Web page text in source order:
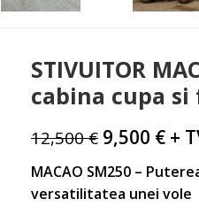
STIVUITOR
cabina cupa si
12,500€ 9,500 € +
MACAO SM250 –
versatilitatea unei vole